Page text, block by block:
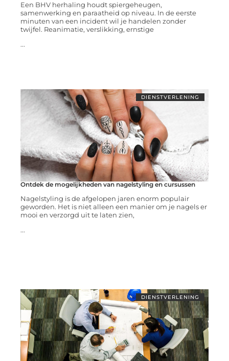
Een BHV herhaling houdt spiergeheugen,
samenwerking en paraatheid op niveau. In de eerste
minuten van een incident wil je handelen zonder
twijfel. Reanimatie, verslikking, ernstige
...
DIENSTVERLENING
Ontdek de mogelijkheden van nagelstyling en cursussen
Nagelstyling is de afgelopen jaren enorm populair
geworden. Het is niet alleen een manier om je nagels er
mooi en verzorgd uit te laten zien,
...
DIENSTVERLENING